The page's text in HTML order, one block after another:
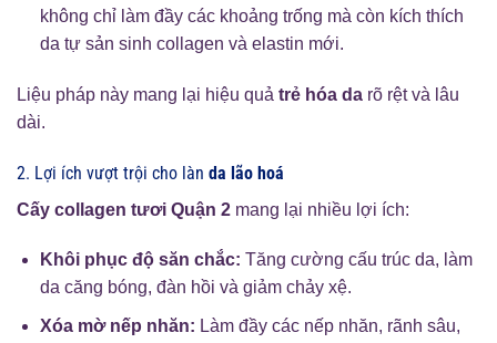
không chỉ làm đầy các khoảng trống mà còn kích thích
da tự sản sinh collagen và elastin mới.
Liệu pháp này mang lại hiệu quả trẻ hóa da rõ rệt và lâu
dài.
2. Lợi ích vượt trội cho làn da lão hoá
Cấy collagen tươi Quận 2 mang lại nhiều lợi ích:
Khôi phục độ săn chắc: Tăng cường cấu trúc da, làm
da căng bóng, đàn hồi và giảm chảy xệ.
Xóa mờ nếp nhăn: Làm đầy các nếp nhăn, rãnh sâu,